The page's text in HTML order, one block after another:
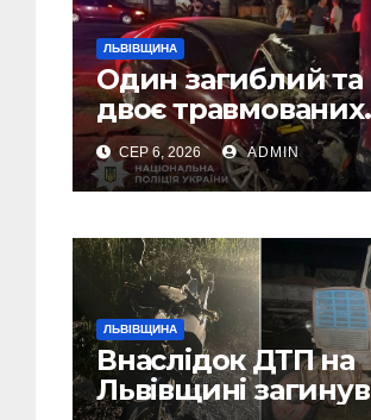
ЛЬВІВЩИНА
Один загиблий та
двоє травмованих
внаслідок ДТП на
Самбірщині
СЕР 6, 2026 ADMIN
ЛЬВІВЩИНА
Внаслідок ДТП на
Львівщині загинув